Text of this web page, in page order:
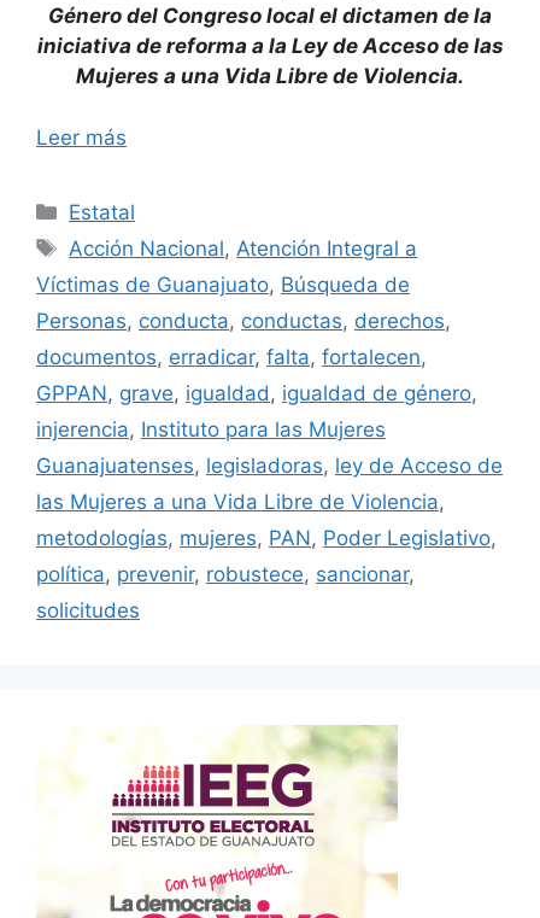
Género del Congreso local el dictamen de la
iniciativa de reforma a la Ley de Acceso de las
Mujeres a una Vida Libre de Violencia.
Leer más
Categorías
Estatal
Etiquetas
Acción Nacional, Atención Integral a
Víctimas de Guanajuato, Búsqueda de
Personas, conducta, conductas, derechos,
documentos, erradicar, falta, fortalecen,
GPPAN, grave, igualdad , igualdad de género,
injerencia, Instituto para las Mujeres
Guanajuatenses, legisladoras, ley de Acceso de
las Mujeres a una Vida Libre de Violencia,
metodologías, mujeres, PAN, Poder Legislativo,
política, prevenir, robustece, sancionar,
solicitudes